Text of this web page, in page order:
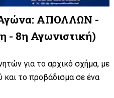
Αγώνα: ΑΠΟΛΛΩΝ -
8η Αγωνιστική)
για το αρχικό σχήμα, με
και το προβάδισμα σε ένα